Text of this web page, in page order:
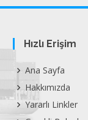
Hızlı Erişim
Ana Sayfa
Hakkımızda
Yararlı Linkler